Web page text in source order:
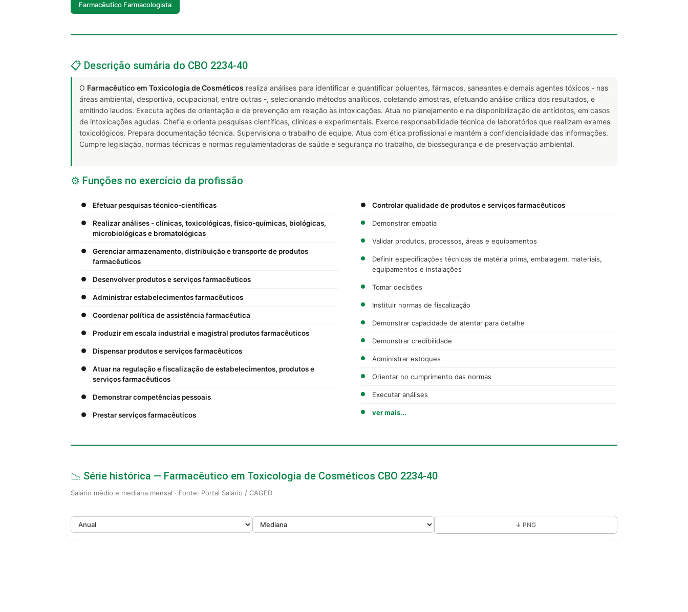
Farmacêutico Farmacologista
📋 Descrição sumária do CBO 2234-40
O Farmacêutico em Toxicologia de Cosméticos realiza análises para identificar e quantificar poluentes, fármacos, saneantes e demais agentes tóxicos - nas
áreas ambiental, desportiva, ocupacional, entre outras -, selecionando métodos analíticos, coletando amostras, efetuando análise crítica dos resultados, e
emitindo laudos. Executa ações de orientação e de prevenção em relação às intoxicações. Atua no planejamento e na disponibilização de antídotos, em casos
de intoxicações agudas. Chefia e orienta pesquisas científicas, clínicas e experimentais. Exerce responsabilidade técnica de laboratórios que realizam exames
toxicológicos. Prepara documentação técnica. Supervisiona o trabalho de equipe. Atua com ética profissional e mantém a confidencialidade das informações.
Cumpre legislação, normas técnicas e normas regulamentadoras de saúde e segurança no trabalho, de biossegurança e de preservação ambiental.
⚙️ Funções no exercício da profissão
Efetuar pesquisas técnico-científicas
Realizar análises - clínicas, toxicológicas, fisico-químicas, biológicas,
microbiológicas e bromatológicas
Gerenciar armazenamento, distribuição e transporte de produtos
farmacêuticos
Desenvolver produtos e serviços farmacêuticos
Administrar estabelecimentos farmacêuticos
Coordenar política de assistência farmacêutica
Produzir em escala industrial e magistral produtos farmacêuticos
Dispensar produtos e serviços farmacêuticos
Atuar na regulação e fiscalização de estabelecimentos, produtos e
serviços farmacêuticos
Demonstrar competências pessoais
Prestar serviços farmacêuticos
Controlar qualidade de produtos e serviços farmacêuticos
Demonstrar empatia
Validar produtos, processos, áreas e equipamentos
Definir especificações técnicas de matéria prima, embalagem, materiais,
equipamentos e instalações
Tomar decisões
Instituir normas de fiscalização
Demonstrar capacidade de atentar para detalhe
Demonstrar credibilidade
Administrar estoques
Orientar no cumprimento das normas
Executar análises
ver mais...
📉 Série histórica — Farmacêutico em Toxicologia de Cosméticos CBO 2234-40
Salário médio e mediana mensal · Fonte: Portal Salário / CAGED
↓ PNG